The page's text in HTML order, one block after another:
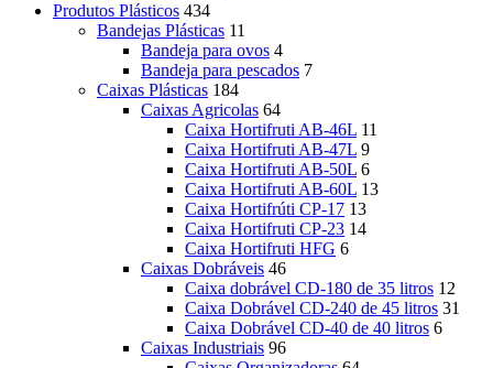
Produtos Plásticos 434
Bandejas Plásticas 11
Bandeja para ovos 4
Bandeja para pescados 7
Caixas Plásticas 184
Caixas Agricolas 64
Caixa Hortifruti AB-46L 11
Caixa Hortifruti AB-47L 9
Caixa Hortifruti AB-50L 6
Caixa Hortifruti AB-60L 13
Caixa Hortifrúti CP-17 13
Caixa Hortifruti CP-23 14
Caixa Hortifruti HFG 6
Caixas Dobráveis 46
Caixa dobrável CD-180 de 35 litros 12
Caixa Dobrável CD-240 de 45 litros 31
Caixa Dobrável CD-40 de 40 litros 6
Caixas Industriais 96